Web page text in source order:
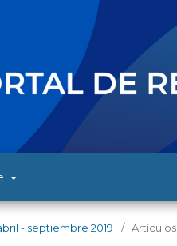
- septiembre 2019 / Artículos